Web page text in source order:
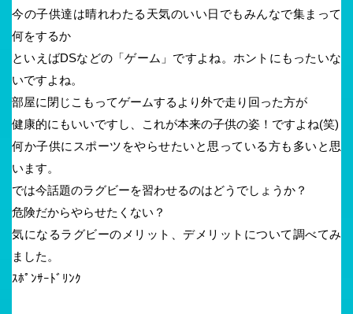
今の子供達は晴れわたる天気のいい日でもみんなで集まって
何をするか
といえばDSなどの「ゲーム」ですよね。ホントにもったいな
いですよね。
部屋に閉じこもってゲームするより外で走り回った方が
健康的にもいいですし、これが本来の子供の姿！ですよね(笑)
何か子供にスポーツをやらせたいと思っている方も多いと思
います。
では今話題のラグビーを習わせるのはどうでしょうか？
危険だからやらせたくない？
気になるラグビーのメリット、デメリットについて調べてみ
ました。
ｽﾎﾟﾝｻｰﾄﾞﾘﾝｸ